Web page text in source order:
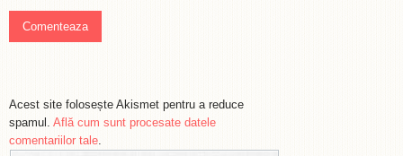
Acest site folosește Akismet pentru a reduce
spamul. Află cum sunt procesate datele
comentariilor tale.